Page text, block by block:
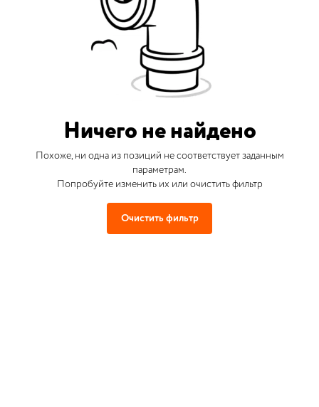
Ничего не найдено
Похоже, ни одна из позиций не соответствует заданным
параметрам.
Попробуйте изменить их или очистить фильтр
Очистить фильтр